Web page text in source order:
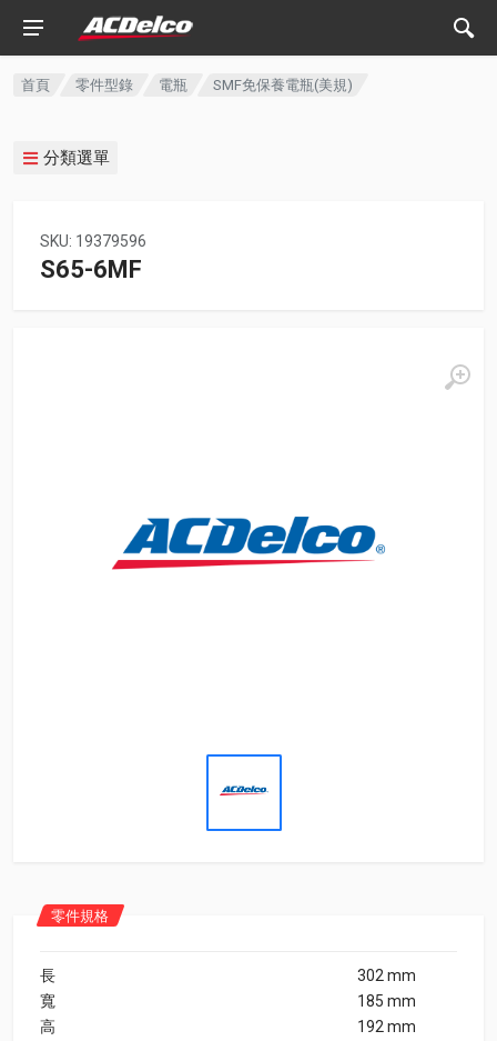
首頁 零件型錄 電瓶 SMF免保養電瓶(美規)
分類選單
SKU: 19379596
S65-6MF
零件規格
長
302 mm
寬
185 mm
高
192 mm